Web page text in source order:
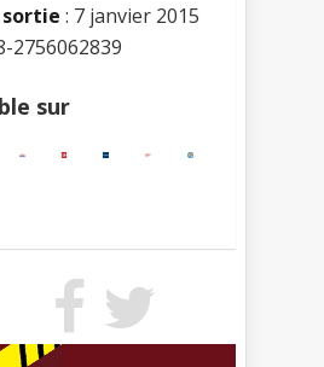
sortie : 7 janvier 2015
2756062839
sur